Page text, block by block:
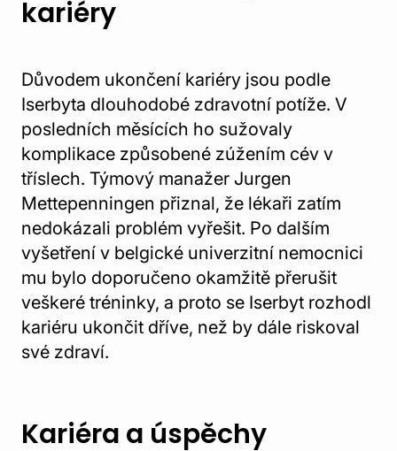
kariéry
Důvodem ukončení kariéry jsou podle
Iserbyta dlouhodobé zdravotní potíže. V
posledních měsících ho sužovaly
komplikace způsobené zúžením cév v
tříslech. Týmový manažer Jurgen
Mettepenningen přiznal, že lékaři zatím
nedokázali problém vyřešit. Po dalším
vyšetření v belgické univerzitní nemocnici
mu bylo doporučeno okamžitě přerušit
veškeré tréninky, a proto se Iserbyt rozhodl
kariéru ukončit dříve, než by dále riskoval
své zdraví.
Kariéra a úspěchy